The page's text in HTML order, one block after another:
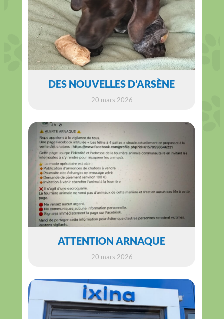
DES NOUVELLES D’ARSÈNE
20 mars 2026
ATTENTION ARNAQUE
20 mars 2026